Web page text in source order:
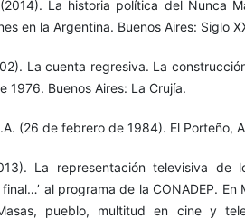
La historia política del Nunca
en la Argentina. Buenos Aires: Siglo
La cuenta regresiva. La
1976. Buenos Aires: La Crujía.
(26 de febrero de 1984). El Porteño,
La representación televisiva de
final…’ al programa de la CONADEP. En
pueblo, multitud en cine y